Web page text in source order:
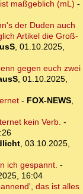
maßgeblich (mL) -
der Duden auch
Artikel die Groß-
01.10.2025,
gegen euch zwei
01.10.2025,
- FOX-NEWS,
kein Verb. -
, 03.10.2025,
ich gespannt. -
16:04
das ist alles